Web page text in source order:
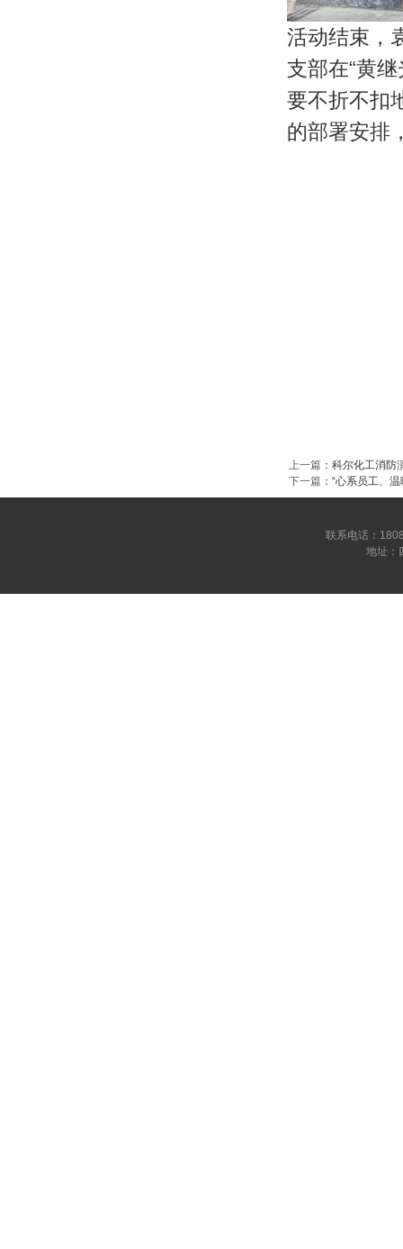
活动结束，
支部在“黄
要不折不扣
的部署安排
上一篇 ： 科尔化工消防
下一篇 ： “心系员工、
联系电话：
地址：